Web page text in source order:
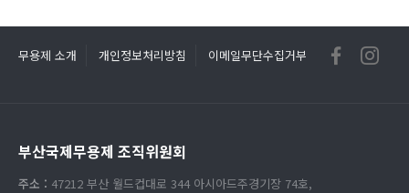
무용제 소개 개인정보처리방침 이메일무단수집거부
부산국제무용제 조직위원회
주소 : 47212 부산 월드컵대로 344 아시아드주경기장 74호,